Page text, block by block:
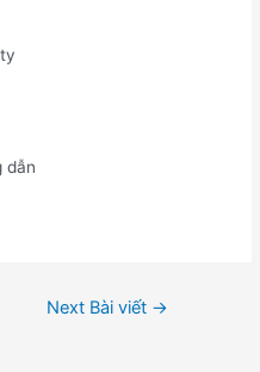
dẫn
Next Bài viết →